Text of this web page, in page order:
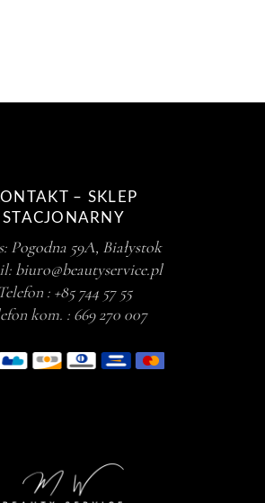
– SKLEP
STACJONARNY
Pogodna 59A, Białystok
biuro@beautyservice.pl
Telefon : +85 744 57 55
kom. : 669 270 007